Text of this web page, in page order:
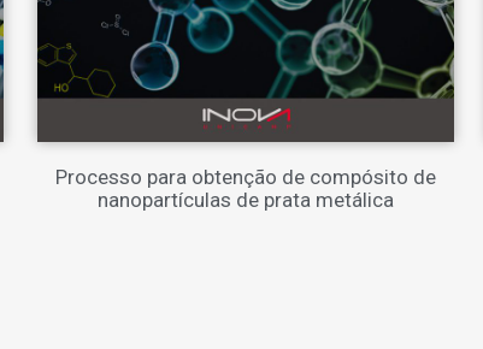
Processo para obtenção de compósito de
nanopartículas de prata metálica